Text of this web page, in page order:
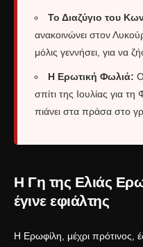
Το Διαζύγιο του
ανακοινώνει στον
μόλις γεννήσει, για να
Η Ερωτική Φωλιά:
σπίτι της Ιουλίας για
πιάνει στα πράσα στο
Η Γη της Ελιάς
έγινε εφιάλτης
Η Ερωφίλη, μέχρι πρότινος,